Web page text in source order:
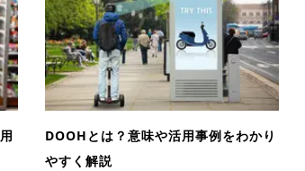
DOOHとは？意味や活用事例をわかり
やすく解説